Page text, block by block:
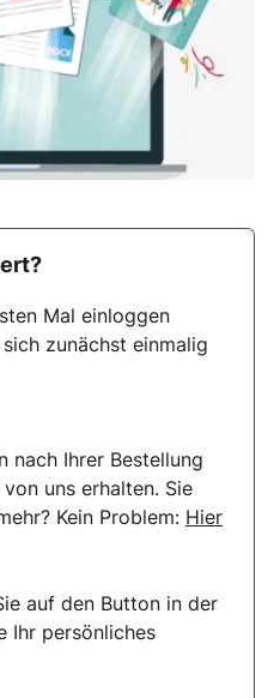
Mal einloggen
zunächst einmalig
nach Ihrer Bestellung
uns erhalten. Sie
Kein Problem: Hier
auf den Button in der
Ihr persönliches